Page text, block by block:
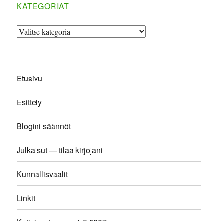
KATEGORIAT
Kategoriat
Etusivu
Esittely
Blogini säännöt
Julkaisut — tilaa kirjojani
Kunnallisvaalit
Linkit